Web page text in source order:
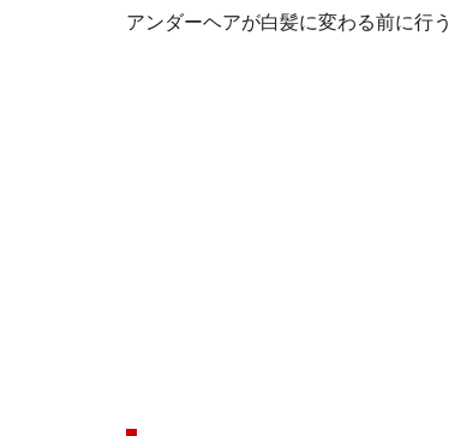
アンダーヘアが白髪に変わる前に行